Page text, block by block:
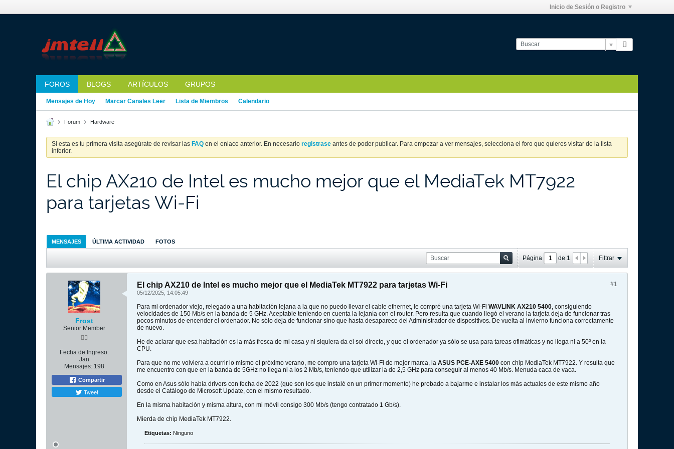
Inicio de Sesión o Registro
FOROS BLOGS ARTÍCULOS GRUPOS
Mensajes de Hoy Marcar Canales Leer Lista de Miembros Calendario
Forum Hardware
Si esta es tu primera visita asegúrate de revisar las FAQ en el enlace anterior. En necesario registrase antes de poder publicar. Para empezar a ver mensajes, selecciona el foro que quieres visitar de la lista
inferior.
El chip AX210 de Intel es mucho mejor que el MediaTek MT7922
para tarjetas Wi-Fi
MENSAJES ÚLTIMA ACTIVIDAD FOTOS
Página de 1 Filtrar
Frost
Senior Member
Fecha de Ingreso:
Jan
Mensajes: 198
Compartir
Tweet
#1
El chip AX210 de Intel es mucho mejor que el MediaTek MT7922 para tarjetas Wi-Fi
05/12/2025, 14:05:49
Para mi ordenador viejo, relegado a una habitación lejana a la que no puedo llevar el cable ethernet, le compré una tarjeta Wi-Fi WAVLINK AX210 5400, consiguiendo
velocidades de 150 Mb/s en la banda de 5 GHz. Aceptable teniendo en cuenta la lejanía con el router. Pero resulta que cuando llegó el verano la tarjeta deja de funcionar tras
pocos minutos de encender el ordenador. No sólo deja de funcionar sino que hasta desaparece del Administrador de dispositivos. De vuelta al invierno funciona correctamente
de nuevo.
He de aclarar que esa habitación es la más fresca de mi casa y ni siquiera da el sol directo, y que el ordenador ya sólo se usa para tareas ofimáticas y no llega ni a 50º en la
CPU.
Para que no me volviera a ocurrir lo mismo el próximo verano, me compro una tarjeta Wi-Fi de mejor marca, la ASUS PCE-AXE 5400 con chip MediaTek MT7922. Y resulta que
me encuentro con que en la banda de 5GHz no llega ni a los 2 Mb/s, teniendo que utilizar la de 2,5 GHz para conseguir al menos 40 Mb/s. Menuda caca de vaca.
Como en Asus sólo había drivers con fecha de 2022 (que son los que instalé en un primer momento) he probado a bajarme e instalar los más actuales de este mismo año
desde el Catálogo de Microsoft Update, con el mismo resultado.
En la misma habitación y misma altura, con mi móvil consigo 300 Mb/s (tengo contratado 1 Gb/s).
Mierda de chip MediaTek MT7922.
Etiquetas: Ninguno